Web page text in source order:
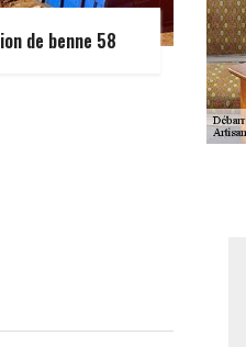
de benne 58